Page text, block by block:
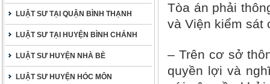
LUẬT SƯ TẠI QUẬN BÌNH THẠNH
LUẬT SƯ TẠI HUYỆN BÌNH CHÁNH
LUẬT SƯ HUYỆN NHÀ BÈ
LUẬT SƯ HUYỆN HÓC MÔN
Tòa án phải
và Viện kiểm sát
– Trên cơ sở
quyền lợi và